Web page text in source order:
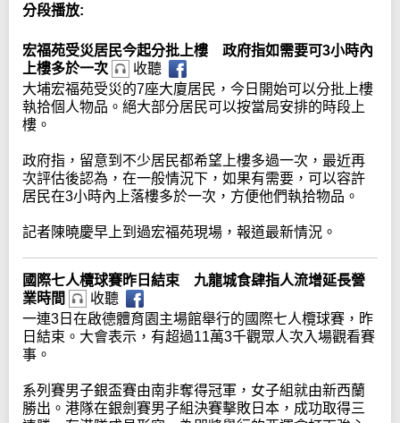
分段播放:
宏福苑受災居民今起分批上樓 政府指如需要可3小時內
上樓多於一次
收聽
大埔宏福苑受災的7座大廈居民，今日開始可以分批上樓
執拾個人物品。絕大部分居民可以按當局安排的時段上
樓。
政府指，留意到不少居民都希望上樓多過一次，最近再
次評估後認為，在一般情況下，如果有需要，可以容許
居民在3小時內上落樓多於一次，方便他們執拾物品。
記者陳曉慶早上到過宏福苑現場，報道最新情況。
國際七人欖球賽昨日結束 九龍城食肆指人流增延長營
業時間
收聽
一連3日在啟德體育園主場館舉行的國際七人欖球賽，昨
日結束。大會表示，有超過11萬3千觀眾人次入場觀看賽
事。
系列賽男子銀盃賽由南非奪得冠軍，女子組就由新西蘭
勝出。港隊在銀劍賽男子組決賽擊敗日本，成功取得三